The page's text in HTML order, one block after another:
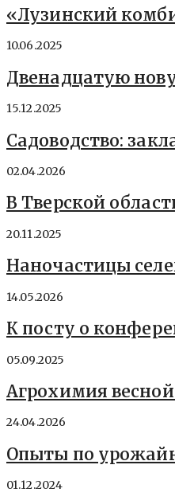
«Лузинский
10.06.2025
Двенадцатую
15.12.2025
Садоводство:
02.04.2026
В Тверской
20.11.2025
Наночастицы
14.05.2026
К посту о
05.09.2025
Агрохимия
24.04.2026
Опыты по
01.12.2024